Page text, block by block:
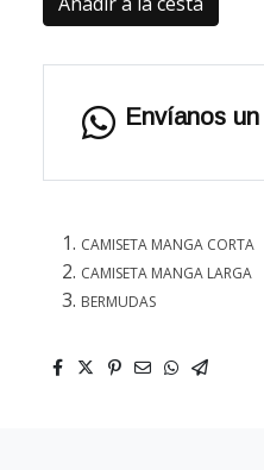
Envíanos
CAMISETA MANGA CORTA
CAMISETA MANGA LARGA
BERMUDAS